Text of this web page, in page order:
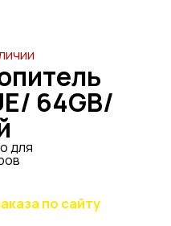
64GB/
для
по сайту